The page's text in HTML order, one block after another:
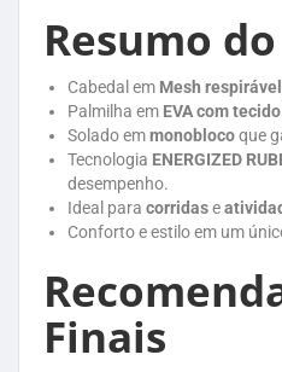
Resumo
Cabedal em Mesh respirável
Palmilha em EVA com tecido
Solado emmonoblocoque
Tecnologia ENERGIZED
desempenho.
Ideal para corridase
Conforto e estilo em um
Finais